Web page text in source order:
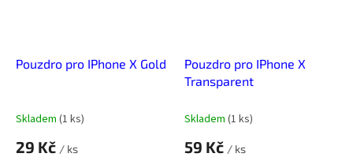
Pouzdro pro IPhone X Gold
Skladem (1 ks)
29 Kč / ks
Pouzdro pro IPhone X
Transparent
Skladem (1 ks)
59 Kč / ks